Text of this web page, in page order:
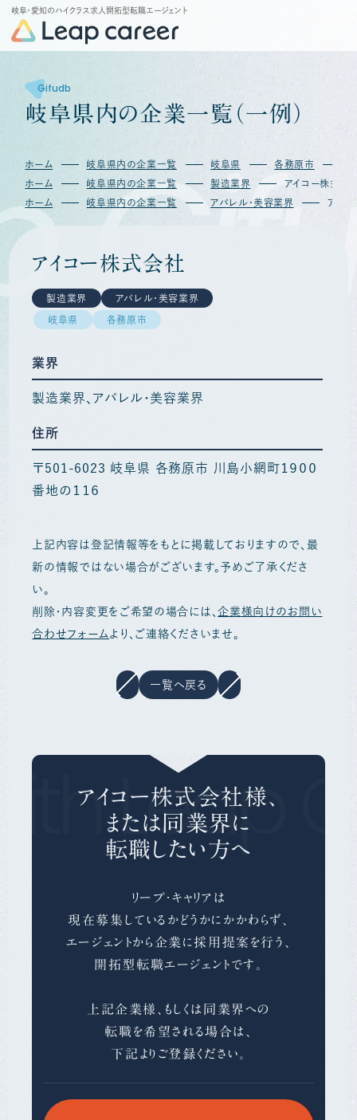
岐阜・愛知のハイクラス求人開拓型転職エージェント
Gifudb
岐阜県 内の企業一覧 （ 一例 ）
ホーム 岐阜県内の企業一覧 岐阜県 各務原市
ホーム
岐阜県内の企業一覧 製造業界
アイコー株式会
ホーム
岐阜県内の企業一覧 アパレル・美容業界 アイ
アイコー株式会社
製造業界 アパレル・美容業界
岐阜県 各務原市
業界
製造業界 アパレル・美容業界
住所
〒501-6023 岐阜県 各務原市 川島小網町１９００
番地の１１６
上記内容は登記情報等をもとに掲載しておりますので、最
新の情報ではない場合がございます。予めご了承くださ
い。
削除・内容変更をご希望の場合には、企業様向けのお問い
合わせフォーム より、ご連絡くださいませ。
一覧へ戻る
Leap
アイコー株式会社様、
または同業界に
転職したい方へ
リープ・キャリアは
現在募集しているかどうかにかかわらず、
エージェントから企業に採用提案を行う、
開拓型転職エージェントです。
上記企業様、もしくは同業界への
転職を希望される場合は、
下記よりご登録ください。